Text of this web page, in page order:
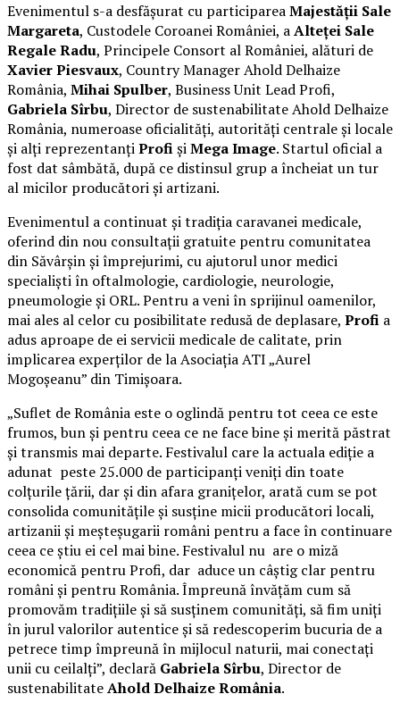
Evenimentul s-a desfășurat cu participareaMajestății Sale
Margareta, Custodele Coroanei României, aAlteței Sale
Regale Radu, Principele Consort al României, alături de
Xavier Piesvaux, Country Manager Ahold Delhaize
România, Mihai Spulber, Business Unit Lead Profi,
Gabriela Sîrbu, Director de sustenabilitate Ahold Delhaize
România, numeroase oficialități, autorități centrale și locale
și alți reprezentanțiProfișiMega Image. Startul oficial a
fost dat sâmbătă, după ce distinsul grup a încheiat un tur
al micilor producători și artizani.
Evenimentul a continuat și tradiția caravanei medicale,
oferind din nou consultații gratuite pentru comunitatea
din Săvârșin și împrejurimi, cu ajutorul unor medici
specialiști în oftalmologie, cardiologie, neurologie,
pneumologie și ORL. Pentru a veni în sprijinul oamenilor,
mai ales al celor cu posibilitate redusă de deplasare, Profi a
adus aproape de ei servicii medicale de calitate, prin
implicarea experților de la Asociația ATI „Aurel
Mogoșeanu” din Timișoara.
„Suflet de România este o oglindă pentru tot ceea ce este
frumos, bun și pentru ceea ce ne face bine și merită păstrat
și transmis mai departe. Festivalul care la actuala ediție a
adunat peste 25.000 de participanți veniți din toate
colțurile țării, dar și din afara granițelor, arată cum se pot
consolida comunitățile și susține micii producători locali,
artizanii și meșteșugarii români pentru a face în continuare
ceea ce știu ei cel mai bine. Festivalul nu are o miză
economică pentru Profi, dar aduce un câștig clar pentru
români și pentru România. Împreună învățăm cum să
promovăm tradițiile și să susținem comunități, să fim uniți
în jurul valorilor autentice și să redescoperim bucuria de a
petrece timp împreună în mijlocul naturii, mai conectați
unii cu ceilalți”, declară Gabriela Sîrbu, Director de
sustenabilitateAhold Delhaize România.